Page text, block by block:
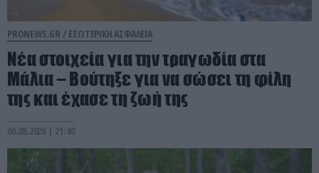
PRONEWS.GR / ΕΣΩΤΕΡΙΚΗ ΑΣΦΑΛΕΙΑ
Νέα στοιχεία για την τραγωδία στα
Μάλια – Βούτηξε για να σώσει τη φίλη
της και έχασε τη ζωή της
06.08.2026 | 21:40